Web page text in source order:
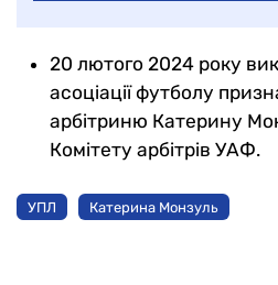
20 лютого 2024 року
асоціації футболу
арбітриню Катерину
Комітету арбітрів УАФ.
УПЛ Катерина Монзуль